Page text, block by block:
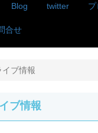
Blog twitter
合せ
イブ情報
ブ情報